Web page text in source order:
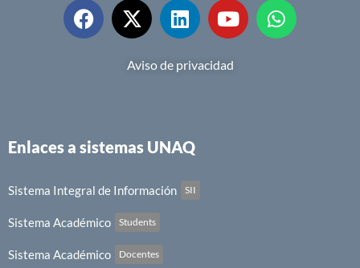
Aviso de privacidad
Enlaces a sistemas UNAQ
Sistema Integral de Información SII
Sistema Académico Students
Sistema Académico Docentes